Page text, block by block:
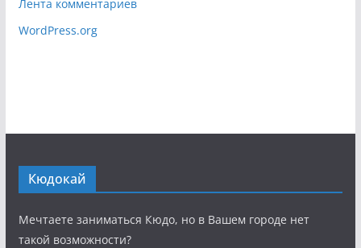
Лента комментариев
WordPress.org
Кюдокай
Мечтаете заниматься Кюдо, но в Вашем городе нет
такой возможности?